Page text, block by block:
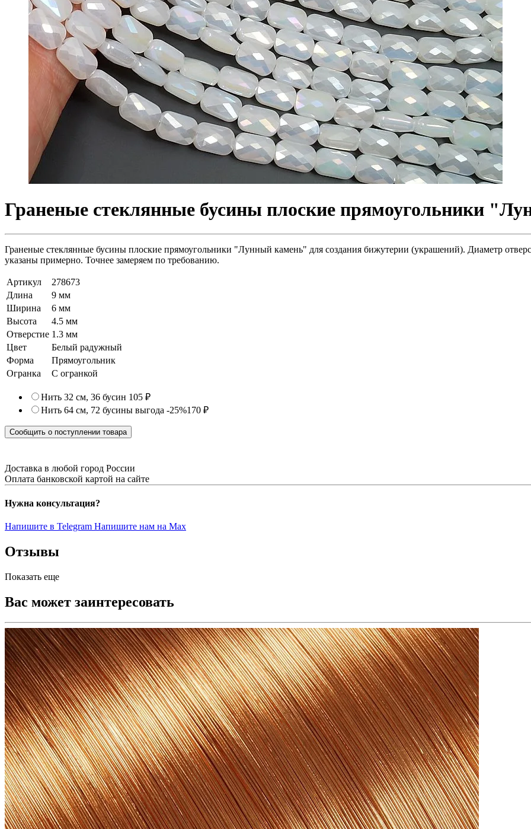
Граненые стеклянные бусины плоские прямоугольники
Граненые стеклянные бусины плоские прямоугольники "Лунный камень" для создания бижутерии (украшений). Диаметр
указаны примерно. Точнее замеряем по требованию.
Артикул
278673
Длина
9 мм
Ширина
6 мм
Высота
4.5 мм
Отверстие 1.3 мм
Цвет
Белый радужный
Форма
Прямоугольник
Огранка
С огранкой
Нить 32 см, 36 бусин 105 ₽
Нить 64 см, 72 бусины выгода -25%170 ₽
Сообщить о поступлении товара
Доставка в любой город России
Оплата банковской картой на сайте
Нужна консультация?
Напишите в Telegram Напишите нам на Max
Отзывы
Показать еще
Вас может заинтересовать